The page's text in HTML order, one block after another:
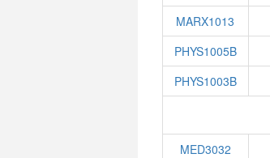
MARX1013
PHYS1005B
PHYS1003B
MED3032